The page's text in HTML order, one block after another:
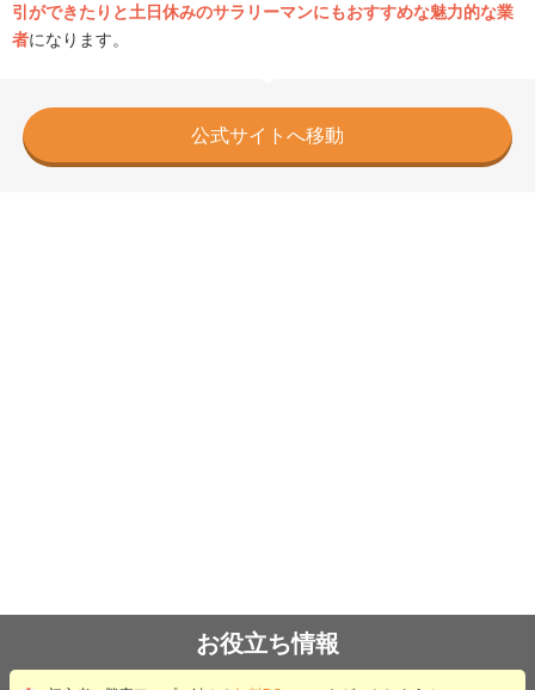
引ができたりと土日休みのサラリーマンにもおすすめな魅力的な業
者になります。
公式サイトへ移動
お役立ち情報